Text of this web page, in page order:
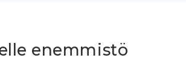
enemmistö